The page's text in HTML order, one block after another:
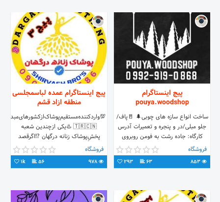
پیج اینستاگرام
pouya.woodshop
ساخت انواع سازه های چوبی🌲 🚪پاف/
جلو مبلی/در و پنجره و تعمیرات آدرس
کارگاه: جاده رشت به فومن روبروی
سایپا محمودی کوچه ناصری ثبت
سفارش 📲:0992-919-0868
فروشگاه
63
293
پیج اینستاگرام عمده لباسمجلسی
منطقه ازاد قشم
💯واردکننده‌مستقیم‌پوشاک‌‌ازکشورهای‌مبدأ
🇹🇷🇨🇳 ♨️یکی ازچندین شعبه
پخشِ‌پوشاک زنانه درگهان ⁉️اگرقصد
خرید عمده دارید،ب پیج۱ پیام بدید👇🏻
@dargahanclothing
فروشگاه
56
1k